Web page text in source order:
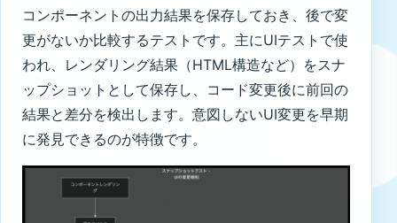
コンポーネントの出力結果を保存しておき、後で変
更がないか比較するテストです。主にUIテストで使
われ、レンダリング結果（HTML構造など）をスナ
ップショットとして保存し、コード変更後に前回の
結果と差分を検出します。意図しないUI変更を早期
に発見できるのが特徴です。